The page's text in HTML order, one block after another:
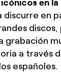
en
discurre en
grabación
a través
españoles.